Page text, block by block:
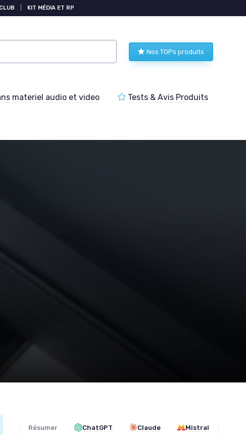
KIT MÉDIA ET RP
Nos TOPs produits
materiel audio et video Tests & Avis Produits
Résumer ChatGPT Claude Mistral